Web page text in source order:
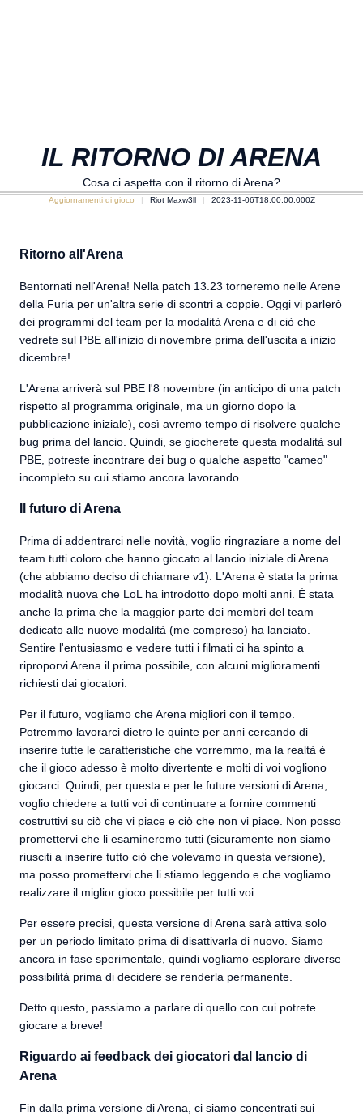
IL RITORNO DI ARENA
Cosa ci aspetta con il ritorno di Arena?
Aggiornamenti di gioco Riot Maxw3ll 2023-11-06T18:00:00.000Z
Ritorno all'Arena
Bentornati nell'Arena! Nella patch 13.23 torneremo nelle Arene
della Furia per un'altra serie di scontri a coppie. Oggi vi parlerò
dei programmi del team per la modalità Arena e di ciò che
vedrete sul PBE all'inizio di novembre prima dell'uscita a inizio
dicembre!
L'Arena arriverà sul PBE l'8 novembre (in anticipo di una patch
rispetto al programma originale, ma un giorno dopo la
pubblicazione iniziale), così avremo tempo di risolvere qualche
bug prima del lancio. Quindi, se giocherete questa modalità sul
PBE, potreste incontrare dei bug o qualche aspetto "cameo"
incompleto su cui stiamo ancora lavorando.
Il futuro di Arena
Prima di addentrarci nelle novità, voglio ringraziare a nome del
team tutti coloro che hanno giocato al lancio iniziale di Arena
(che abbiamo deciso di chiamare v1). L'Arena è stata la prima
modalità nuova che LoL ha introdotto dopo molti anni. È stata
anche la prima che la maggior parte dei membri del team
dedicato alle nuove modalità (me compreso) ha lanciato.
Sentire l'entusiasmo e vedere tutti i filmati ci ha spinto a
riproporvi Arena il prima possibile, con alcuni miglioramenti
richiesti dai giocatori.
Per il futuro, vogliamo che Arena migliori con il tempo.
Potremmo lavorarci dietro le quinte per anni cercando di
inserire tutte le caratteristiche che vorremmo, ma la realtà è
che il gioco adesso è molto divertente e molti di voi vogliono
giocarci. Quindi, per questa e per le future versioni di Arena,
voglio chiedere a tutti voi di continuare a fornire commenti
costruttivi su ciò che vi piace e ciò che non vi piace. Non posso
promettervi che li esamineremo tutti (sicuramente non siamo
riusciti a inserire tutto ciò che volevamo in questa versione),
ma posso promettervi che li stiamo leggendo e che vogliamo
realizzare il miglior gioco possibile per tutti voi.
Per essere precisi, questa versione di Arena sarà attiva solo
per un periodo limitato prima di disattivarla di nuovo. Siamo
ancora in fase sperimentale, quindi vogliamo esplorare diverse
possibilità prima di decidere se renderla permanente.
Detto questo, passiamo a parlare di quello con cui potrete
giocare a breve!
Riguardo ai feedback dei giocatori dal lancio di
Arena
Fin dalla prima versione di Arena, ci siamo concentrati sui